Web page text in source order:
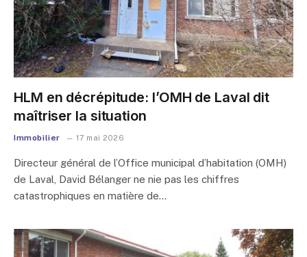
HLM en décrépitude: l’OMH de Laval dit
maîtriser la situation
Immobilier 17 mai 2026
Directeur général de l’Office municipal d’habitation (OMH)
de Laval, David Bélanger ne nie pas les chiffres
catastrophiques en matière de…